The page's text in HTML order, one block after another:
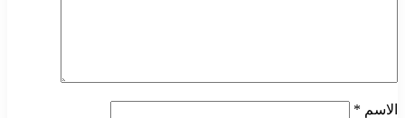
الاسم *